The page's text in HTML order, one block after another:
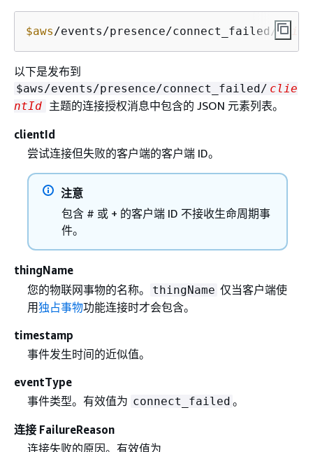
$aws/events/presence/connect_failed/
以下是发布到
$aws/events/presence/connect_failed/ clie
ntId 主题的连接授权消息中包含的 JSON 元素列表。
clientId
尝试连接但失败的客户端的客户端 ID。
注意
包含 # 或 + 的客户端 ID 不接收生命周期事
件。
thingName
您的物联网事物的名称。
thingName 仅当客户端使
用独占事物功能连接时才会包含。
timestamp
事件发生时间的近似值。
eventType
事件类型。有效值为 connect_failed 。
连接 FailureReason
连接失败的原因。有效值为